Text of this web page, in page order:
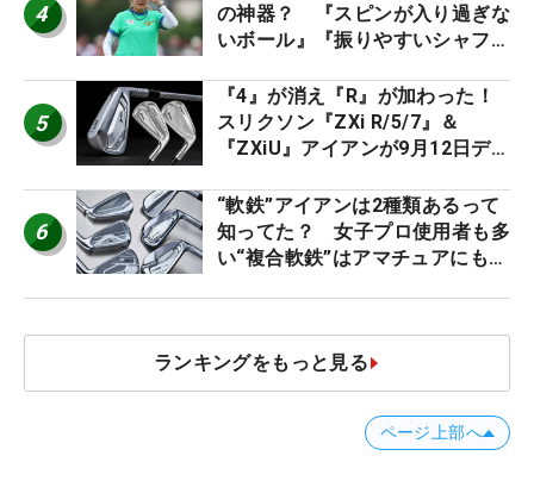
4
の神器？ 『スピンが入り過ぎな
いボール』『振りやすいシャフ
ー』 #女子プロセッティング
5
『4』が消え『R』が加わった！
スリクソン『ZXi R/5/7』＆
『ZXiU』アイアンが9月12日デ
6
“軟鉄”アイアンは2種類あるって
知ってた？ 女子プロ使用者も多
い“複合軟鉄”はアマチュアにもオ
ランキングをもっと見る
ページ上部へ